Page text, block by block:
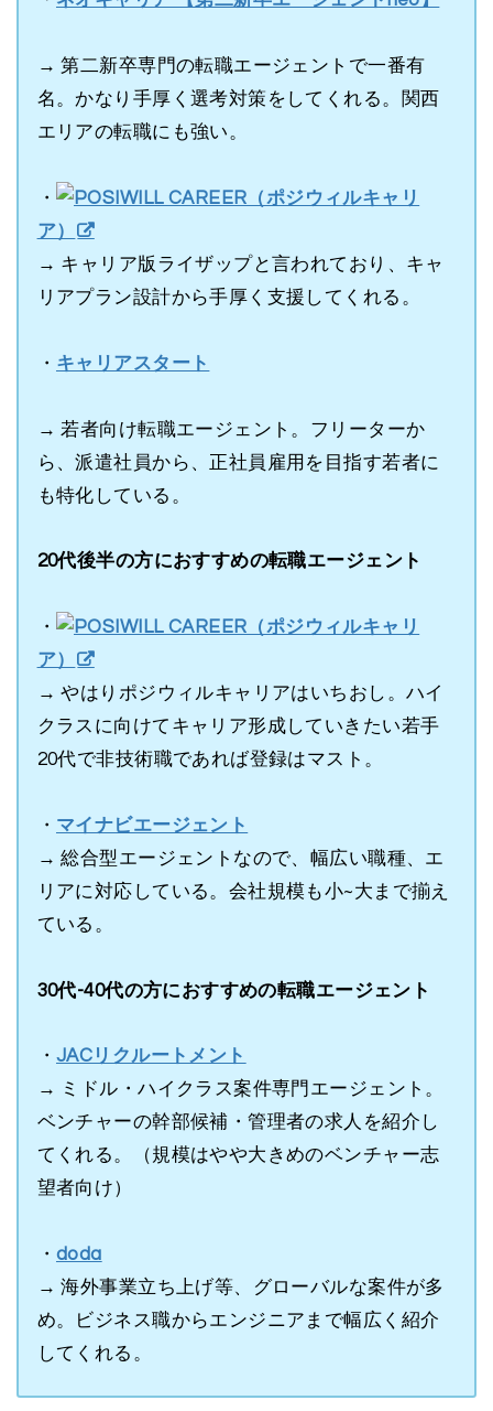
→ 第二新卒専門の転職エージェントで一番有
名。かなり手厚く選考対策をしてくれる。関西
エリアの転職にも強い。
・
POSIWILL CAREER（ポジウィルキャリ
ア）
→ キャリア版ライザップと言われており、キャ
リアプラン設計から手厚く支援してくれる。
・ キャリアスタート
→ 若者向け転職エージェント。フリーターか
ら、派遣社員から、正社員雇用を目指す若者に
も特化している。
20代後半の方におすすめの転職エージェント
・
POSIWILL CAREER（ポジウィルキャリ
ア）
→ やはりポジウィルキャリアはいちおし。ハイ
クラスに向けてキャリア形成していきたい若手
20代で非技術職であれば登録はマスト。
・ マイナビエージェント
→ 総合型エージェントなので、幅広い職種、エ
リアに対応している。会社規模も小~大まで揃え
ている。
30代-40代の方におすすめの転職エージェント
・ JACリクルートメント
→ ミドル・ハイクラス案件専門エージェント。
ベンチャーの幹部候補・管理者の求人を紹介し
てくれる。（規模はやや大きめのベンチャー志
望者向け）
・ doda
→ 海外事業立ち上げ等、グローバルな案件が多
め。ビジネス職からエンジニアまで幅広く紹介
してくれる。